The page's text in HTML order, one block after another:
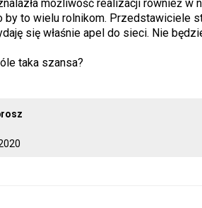
możliwość realizacji również w
by to wielu rolnikom. Przedstawiciele
się właśnie apel do sieci. Nie
taka szansa?